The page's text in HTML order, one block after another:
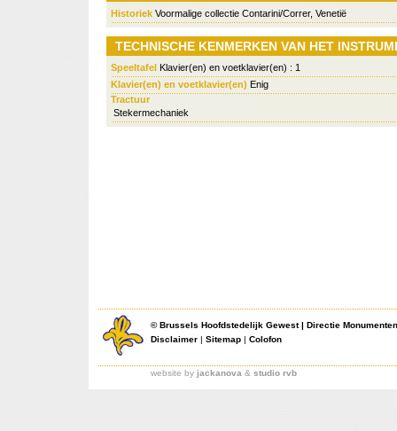
Historiek Voormalige collectie Contarini/Correr, Venetië
TECHNISCHE KENMERKEN VAN HET
Speeltafel Klavier(en) en voetklavier(en) : 1
Klavier(en) en voetklavier(en) Enig
Tractuur
Stekermechaniek
©Brussels Hoofdstedelijk Gewest| Directie
Disclaimer | Sitemap | Colofon
website by jackanova & studio rvb